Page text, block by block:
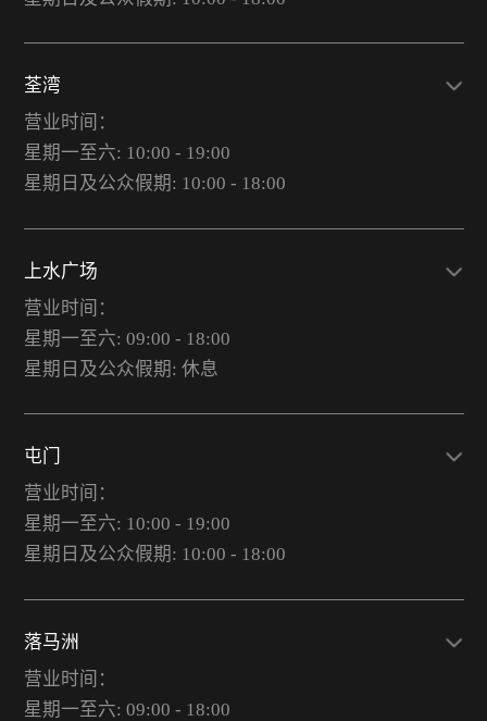
荃湾
营业时间：
星期一至六: 10:00 - 19:00
星期日及公众假期: 10:00 - 18:00
上水广场
营业时间：
星期一至六: 09:00 - 18:00
星期日及公众假期: 休息
屯门
营业时间：
星期一至六: 10:00 - 19:00
星期日及公众假期: 10:00 - 18:00
落马洲
营业时间：
星期一至六: 09:00 - 18:00